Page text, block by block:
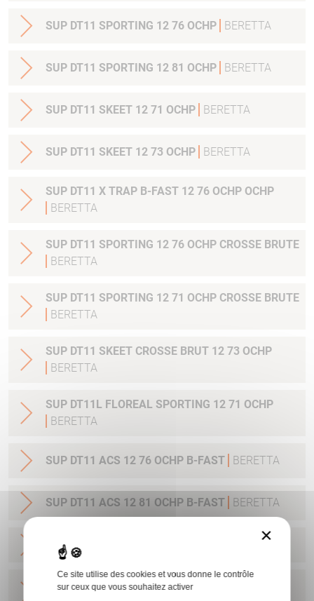
SUP DT11 SPORTING 12 76 OCHP BERETTA
SUP DT11 SPORTING 12 81 OCHP BERETTA
SUP DT11 SKEET 12 71 OCHP BERETTA
SUP DT11 SKEET 12 73 OCHP BERETTA
SUP DT11 X TRAP B-FAST 12 76 OCHP OCHP
BERETTA
SUP DT11 SPORTING 12 76 OCHP CROSSE BRUTE
BERETTA
SUP DT11 SPORTING 12 71 OCHP CROSSE BRUTE
BERETTA
SUP DT11 SKEET CROSSE BRUT 12 73 OCHP
BERETTA
SUP DT11L FLOREAL SPORTING 12 71 OCHP
BERETTA
SUP DT11 ACS 12 76 OCHP B-FAST BERETTA
SUP DT11 ACS 12 81 OCHP B-FAST BERETTA
BERETTA
SUP DT11L SPORTING SCENE DE CHASSE 12 76
×
Ce site utilise des cookies et vous donne le contrôle
sur ceux que vous souhaitez activer